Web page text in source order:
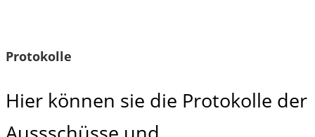
Protokolle
Hier können sie die Protokolle der